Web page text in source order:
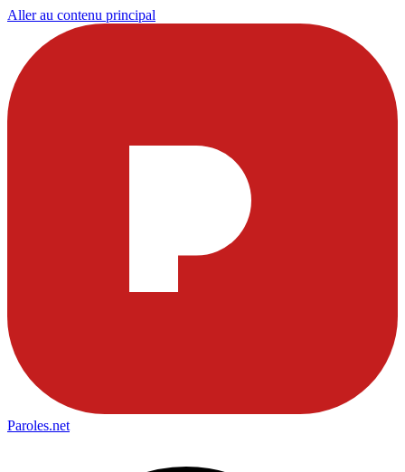
Aller au contenu principal
Paroles.net